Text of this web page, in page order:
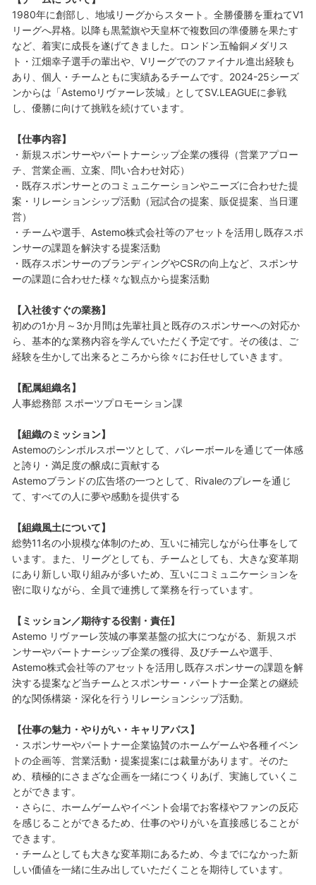
1980年に創部し、地域リーグからスタート。全勝優勝を重ねてV1
リーグへ昇格。以降も黒鷲旗や天皇杯で複数回の準優勝を果たす
など、着実に成長を遂げてきました。ロンドン五輪銅メダリス
ト・江畑幸子選手の輩出や、Vリーグでのファイナル進出経験も
あり、個人・チームともに実績あるチームです。2024-25シーズ
ンからは「Astemoリヴァーレ茨城」としてSV.LEAGUEに参戦
し、優勝に向けて挑戦を続けています。
【仕事内容】
・新規スポンサーやパートナーシップ企業の獲得（営業アプロー
チ、営業企画、立案、問い合わせ対応）
・既存スポンサーとのコミュニケーションやニーズに合わせた提
案・リレーションシップ活動（冠試合の提案、販促提案、当日運
営）
・チームや選手、Astemo株式会社等のアセットを活用し既存スポ
ンサーの課題を解決する提案活動
・既存スポンサーのブランディングやCSRの向上など、スポンサ
ーの課題に合わせた様々な観点から提案活動
【入社後すぐの業務】
初めの1か月～3か月間は先輩社員と既存のスポンサーへの対応か
ら、基本的な業務内容を学んでいただく予定です。その後は、ご
経験を生かして出来るところから徐々にお任せしていきます。
【配属組織名】
人事総務部 スポーツプロモーション課
【組織のミッション】
Astemoのシンボルスポーツとして、バレーボールを通じて一体感
と誇り・満足度の醸成に貢献する
Astemoブランドの広告塔の一つとして、Rivaleのプレーを通じ
て、すべての人に夢や感動を提供する
【組織風土について】
総勢11名の小規模な体制のため、互いに補完しながら仕事をして
います。また、リーグとしても、チームとしても、大きな変革期
にあり新しい取り組みが多いため、互いにコミュニケーションを
密に取りながら、全員で連携して業務を行っています。
【ミッション／期待する役割・責任】
Astemo リヴァーレ茨城の事業基盤の拡大につながる、新規スポ
ンサーやパートナーシップ企業の獲得、及びチームや選手、
Astemo株式会社等のアセットを活用し既存スポンサーの課題を解
決する提案など当チームとスポンサー・パートナー企業との継続
的な関係構築・深化を行うリレーションシップ活動。
【仕事の魅力・やりがい・キャリアパス】
・スポンサーやパートナー企業協賛のホームゲームや各種イベン
トの企画等、営業活動・提案提案には裁量があります。そのた
め、積極的にさまざな企画を一緒につくりあげ、実施していくこ
とができます。
・さらに、ホームゲームやイベント会場でお客様やファンの反応
を感じることができるため、仕事のやりがいを直接感じることが
できます。
・チームとしても大きな変革期にあるため、今までになかった新
しい価値を一緒に生み出していただくことを期待しています。